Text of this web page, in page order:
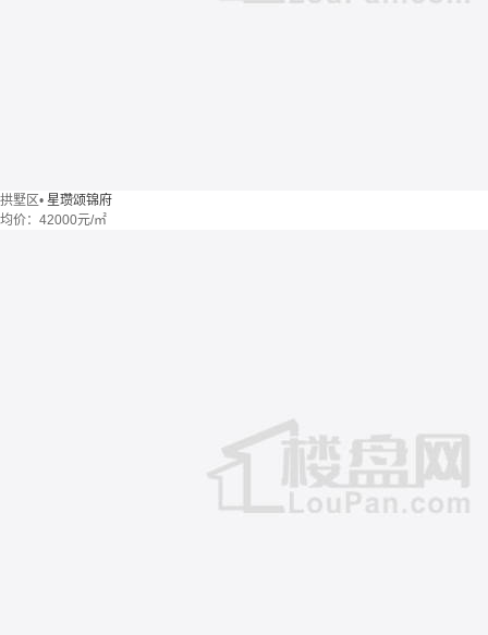
拱墅区• 星瓒颂锦府
均价： 42000元/㎡